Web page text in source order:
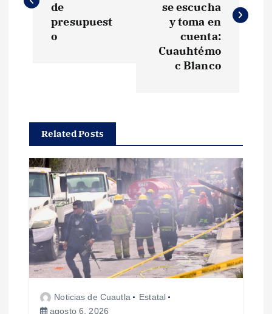
v
c
ó
n
d
e
de
presupuest
o
se escucha
y toma en
cuenta:
Cuauhtémo
c Blanco
Related Posts
Noticias de Cuautla
Estatal
agosto 6, 2026